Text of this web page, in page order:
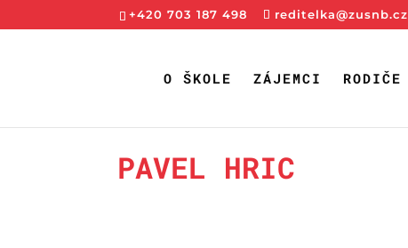
+420 703 187 498 reditelka@zusnb.cz
O ŠKOLE ZÁJEMCI RODIČE
PAVEL HRIC